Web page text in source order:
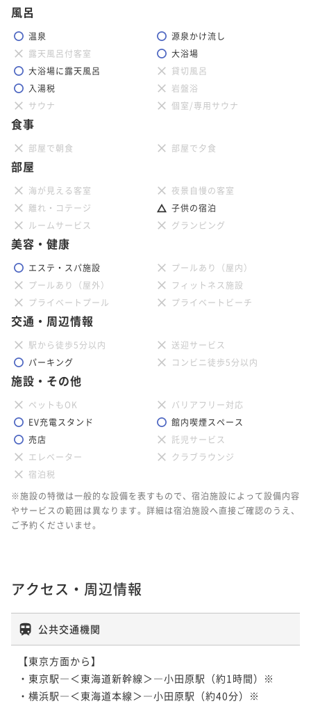
風呂
温泉
源泉かけ流し
露天風呂付客室
大浴場
大浴場に露天風呂
貸切風呂
入湯税
岩盤浴
サウナ
個室/専用サウナ
食事
部屋で朝食 部屋で夕食
部屋
海が見える客室
夜景自慢の客室
離れ・コテージ
子供の宿泊
ルームサービス
グランピング
美容・健康
エステ・スパ施設
プールあり（屋内）
プールあり（屋外）
フィットネス施設
プライベートプール
プライベートビーチ
交通・周辺情報
駅から徒歩5分以内
送迎サービス
パーキング
コンビニ徒歩5分以内
施設・その他
ペットもOK
バリアフリー対応
EV充電スタンド
館内喫煙スペース
売店
託児サービス
エレベーター
クラブラウンジ
宿泊税
※施設の特徴は一般的な設備を表すもので、宿泊施設によって設備内容
やサービスの範囲は異なります。詳細は宿泊施設へ直接ご確認のうえ、
ご予約くださいませ。
アクセス・周辺情報
公共交通機関
【東京方面から】
・東京駅―＜東海道新幹線＞―小田原駅（約1時間）※
・横浜駅―＜東海道本線＞―小田原駅（約40分）※